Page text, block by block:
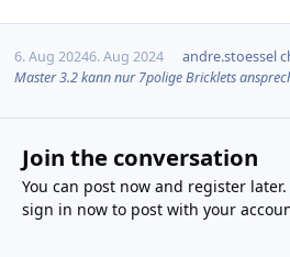
6. Aug 20246. Aug 2024 andre.stoessel
Master 3.2 kann nur 7polige Bricklets
Join the conversation
You can post now and register
sign in nowto post with your